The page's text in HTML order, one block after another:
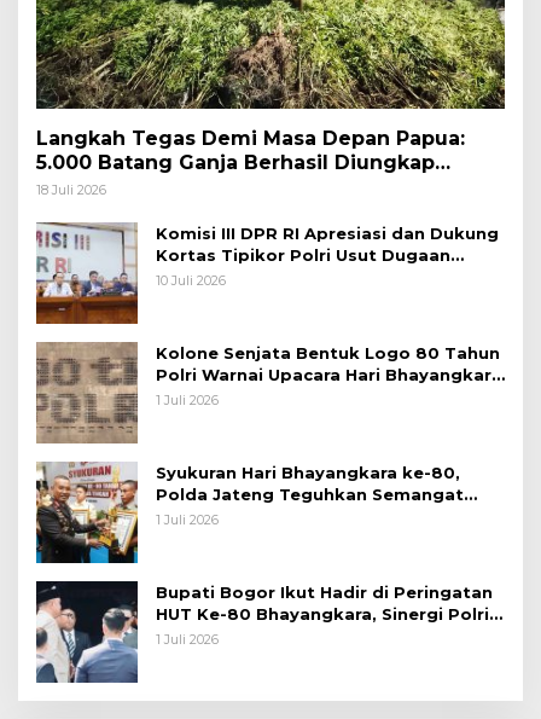
Langkah Tegas Demi Masa Depan Papua:
5.000 Batang Ganja Berhasil Diungkap
Koops TNI Habema
18 Juli 2026
Komisi III DPR RI Apresiasi dan Dukung
Kortas Tipikor Polri Usut Dugaan
Korupsi Batu Bara
10 Juli 2026
Kolone Senjata Bentuk Logo 80 Tahun
Polri Warnai Upacara Hari Bhayangkara
ke-80
1 Juli 2026
Syukuran Hari Bhayangkara ke-80,
Polda Jateng Teguhkan Semangat
Pengabdian dan Pererat Kebersamaan
1 Juli 2026
Bupati Bogor Ikut Hadir di Peringatan
HUT Ke-80 Bhayangkara, Sinergi Polri
dan Pemkab Bogor Jadi Kunci Menjaga
1 Juli 2026